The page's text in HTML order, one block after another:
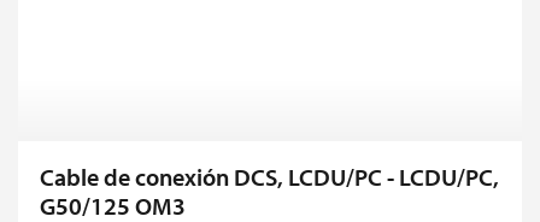
Cable de conexión DCS, LCDU/PC - LCDU/PC,
G50/125 OM3